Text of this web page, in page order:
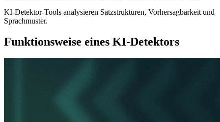
KI-Detektor-Tools analysieren Satzstrukturen, Vorhersagbarkeit und
Sprachmuster.
Funktionsweise eines KI-Detektors